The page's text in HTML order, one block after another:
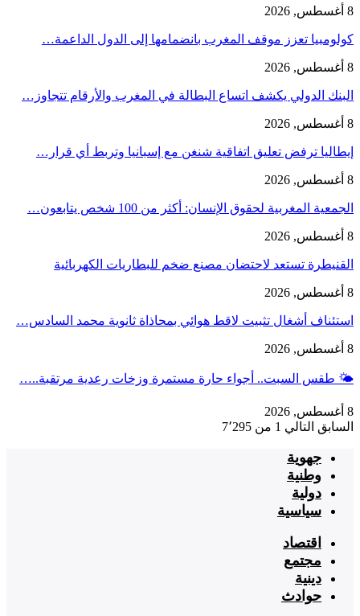
8 أغسطس, 2026
كولومبيا تعزز موقف المغرب بانضمامها إلى الدول الداعمة…
8 أغسطس, 2026
البنك الدولي يكشف اتساع البطالة في المغرب والأرقام تتجاوز…
8 أغسطس, 2026
إيطاليا ترفض تعليق اتفاقية شنغن مع إسبانيا وتربط أي قرار…
8 أغسطس, 2026
الجمعية المغربية لحقوق الإنسان: أكثر من 100 شخص يتابعون…
8 أغسطس, 2026
القنيطرة تستعد لاحتضان مصنع ضخم للبطاريات الكهربائية
8 أغسطس, 2026
استئناف أشغال تثبيت لاقط هوائي بمحاذاة ثانوية محمد السادس…
8 أغسطس, 2026
🌤️ طقس السبت.. أجواء حارة مستمرة وزخات رعدية مرتقبة..…
8 أغسطس, 2026
السابق التالي 1 من 7٬295
جهوية
وطنية
دولية
سياسية
اقتصاد
مجتمع
دينية
حوادث